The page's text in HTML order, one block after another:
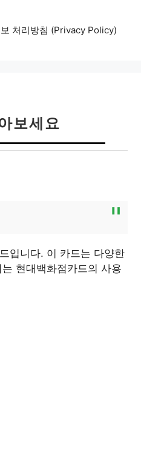
처리방침 (Privacy Policy)
보세요
입니다. 이 카드는 다양한
현대백화점카드의 사용